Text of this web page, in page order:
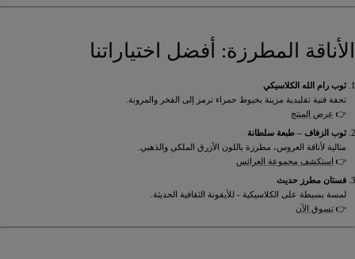
الأناقة المطرزة: أفضل اختياراتنا
ثوب رام الله الكلاسيكي
تحفة فنية تقليدية مزينة بخيوط حمراء ترمز إلى الفخر والمرونة.
👉 عرض المنتج
ثوب الزفاف – طبعة سلطانة
مثالية لأناقة العروس، مطرزة باللون الأزرق الملكي والذهبي.
👉 استكشف مجموعة العرائس
فستان مطرز حديث
لمسة بسيطة على الكلاسيكية - للأيقونة الثقافية الحديثة.
👉 تسوق الآن